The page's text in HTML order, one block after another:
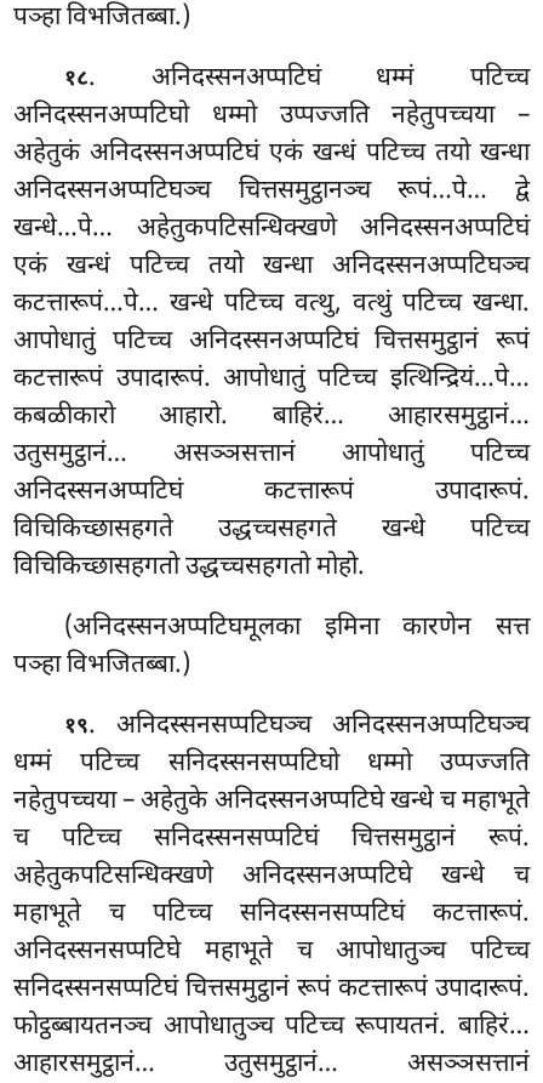
पञ्हा विभजितब्बा.)
१८. अनिदस्सनअप्पटिघं धम्मं पटिच्च
अनिदस्सनअप्पटिघो धम्मो उप्पज्जति नहेतुपच्चया –
अहेतुकं अनिदस्सनअप्पटिघं एकं खन्धं पटिच्च तयो खन्धा
अनिदस्सनअप्पटिघञ्च चित्तसमुट्ठानञ्च रूपं…पे… द्वे
खन्धे…पे… अहेतुकपटिसन्धिक्खणे अनिदस्सनअप्पटिघं
एकं खन्धं पटिच्च तयो खन्धा अनिदस्सनअप्पटिघञ्च
कटत्तारूपं…पे… खन्धे पटिच्च वत्थु, वत्थुं पटिच्च खन्धा.
आपोधातुं पटिच्च अनिदस्सनअप्पटिघं चित्तसमुट्ठानं रूपं
कटत्तारूपं उपादारूपं. आपोधातुं पटिच्च इत्थिन्द्रियं…पे…
कबळीकारो आहारो. बाहिरं… आहारसमुट्ठानं…
उतुसमुट्ठानं… असञ्ञसत्तानं आपोधातुं पटिच्च
अनिदस्सनअप्पटिघं कटत्तारूपं उपादारूपं.
विचिकिच्छासहगते उद्धच्चसहगते खन्धे पटिच्च
विचिकिच्छासहगतो उद्धच्चसहगतो मोहो.
(अनिदस्सनअप्पटिघमूलका इमिना कारणेन सत्त
पञ्हा विभजितब्बा.)
१९. अनिदस्सनसप्पटिघञ्च अनिदस्सनअप्पटिघञ्च
धम्मं पटिच्च सनिदस्सनसप्पटिघो धम्मो उप्पज्जति
नहेतुपच्चया – अहेतुके अनिदस्सनअप्पटिघे खन्धे च महाभूते
च पटिच्च सनिदस्सनसप्पटिघं चित्तसमुट्ठानं रूपं.
अहेतुकपटिसन्धिक्खणे अनिदस्सनअप्पटिघे खन्धे च
महाभूते च पटिच्च सनिदस्सनसप्पटिघं कटत्तारूपं.
अनिदस्सनसप्पटिघे महाभूते च आपोधातुञ्च पटिच्च
सनिदस्सनसप्पटिघं चित्तसमुट्ठानं रूपं कटत्तारूपं उपादारूपं.
फोट्ठब्बायतनञ्च आपोधातुञ्च पटिच्च रूपायतनं. बाहिरं…
आहारसमुट्ठानं… उतुसमुट्ठानं… असञ्ञसत्तानं